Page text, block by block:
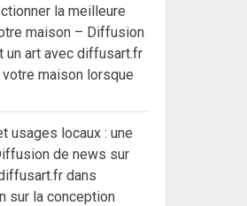
la meilleure
maison – Diffusion
un art avec diffusart.fr
maison lorsque
usages locaux : une
de news sur
dans
sur la conception